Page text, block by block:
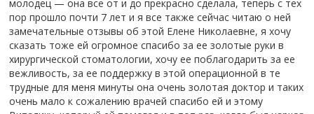
молодец — она все от и до прекрасно сделала, теперь с тех
пор прошло почти 7 лет и я все также сейчас читаю о ней
замечательные отзывы об этой Елене Николаевне, я хочу
сказать тоже ей огромное спасибо за ее золотые руки в
хирургической стоматологии, хочу ее поблагодарить за ее
вежливость, за ее поддержку в этой операционной в те
трудные для меня минуты она очень золотая доктор и таких
очень мало к сожалению врачей спасибо ей и этому